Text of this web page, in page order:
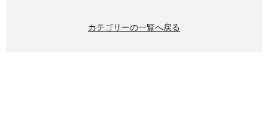
カテゴリーの一覧へ戻る